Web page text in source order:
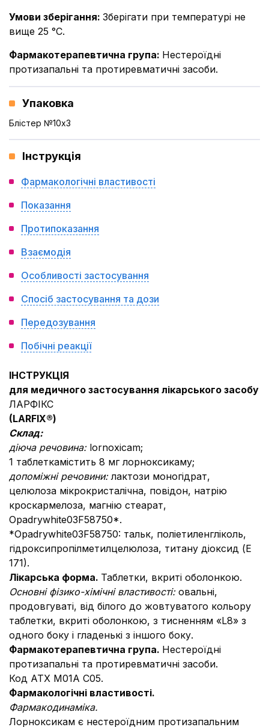
Умови зберігання: Зберігати при температурі не
вище 25 °С.
Фармакотерапевтична група: Нестероїдні
протизапальні та протиревматичні засоби.
Упаковка
Блістер №10x3
Інструкція
Фармакологічні властивості
Показання
Протипоказання
Взаємодія
Особливості застосування
Спосіб застосування та дози
Передозування
Побічні реакції
ІНСТРУКЦІЯ
для медичного застосування лікарського засобу
ЛАРФІКС
(LARFIX®)
Склад:
діюча речовина: lornoxicam;
1 таблеткамістить 8 мг лорноксикаму;
допоміжні речовини:лактози моногідрат,
целюлоза мікрокристалічна, повідон, натрію
кроскармелоза, магнію стеарат,
Оpadrywhite03F58750*.
*Оpadrywhite03F58750: тальк, поліетиленгліколь,
гідроксипропілметилцелюлоза, титану діоксид (Е
171).
Лікарська форма. Таблетки, вкриті оболонкою.
Основні фізико-хімічні властивості: овальні,
продовгуваті, від білого до жовтуватого кольору
таблетки, вкриті оболонкою, з тисненням «L8» з
одного боку і гладенькі з іншого боку.
Фармакотерапевтична група. Нестероїдні
протизапальні та протиревматичні засоби.
Код АТХ М01А С05.
Фармакологічні властивості.
Фармакодинаміка.
Лорноксикам є нестероїдним протизапальним